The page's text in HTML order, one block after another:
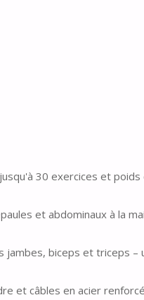
30 exercices et
et abdominaux à la
jambes, biceps et triceps
et câbles en acier